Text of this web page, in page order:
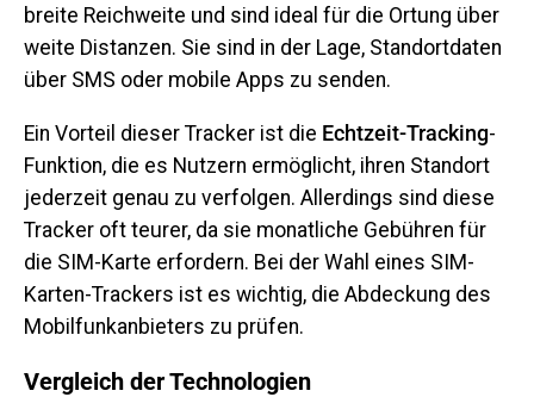
breite Reichweite und sind ideal für die Ortung über
weite Distanzen. Sie sind in der Lage, Standortdaten
über SMS oder mobile Apps zu senden.
Ein Vorteil dieser Tracker ist die Echtzeit-Tracking-
Funktion, die es Nutzern ermöglicht, ihren Standort
jederzeit genau zu verfolgen. Allerdings sind diese
Tracker oft teurer, da sie monatliche Gebühren für
die SIM-Karte erfordern. Bei der Wahl eines SIM-
Karten-Trackers ist es wichtig, die Abdeckung des
Mobilfunkanbieters zu prüfen.
Vergleich der Technologien